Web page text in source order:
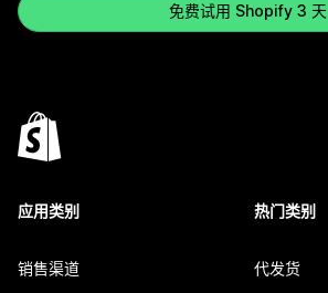
免费试用 Shopify 3 天
应用类别
销售渠道
热门类别
代发货